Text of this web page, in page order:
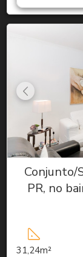
Conjunto/
PR, no
31,24m²